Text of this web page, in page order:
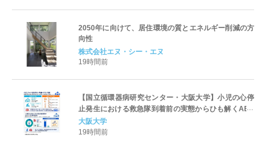
2050年に向けて、居住環境の質とエネルギー削減の方
向性
株式会社エヌ・シー・エヌ
19時間前
【国立循環器病研究センター・大阪大学】小児の心停
止発生における救急隊到着前の実態からひも解くAED
パッド装着と良好な神経学的転帰との関連性
大阪大学
19時間前